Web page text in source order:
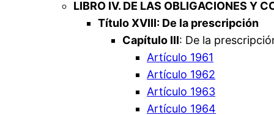
LIBRO IV. DE LAS OBLIGACIONES Y
Título XVIII: De la prescripción
Capítulo III: De la
Artículo 1961
Artículo 1962
Artículo 1963
Artículo 1964